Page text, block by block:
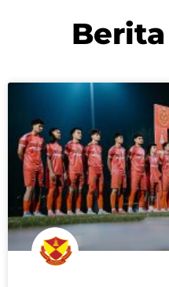
Berita